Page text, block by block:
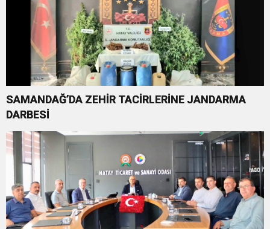
SAMANDAĞ’DA ZEHİR TACİRLERİNE JANDARMA
DARBESİ